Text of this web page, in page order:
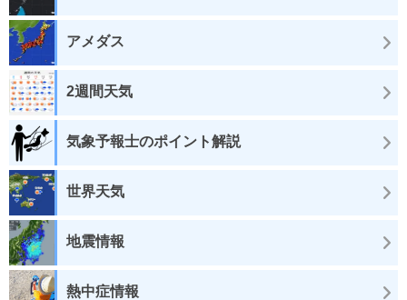
アメダス
2週間天気
気象予報士のポイント解説
世界天気
地震情報
熱中症情報